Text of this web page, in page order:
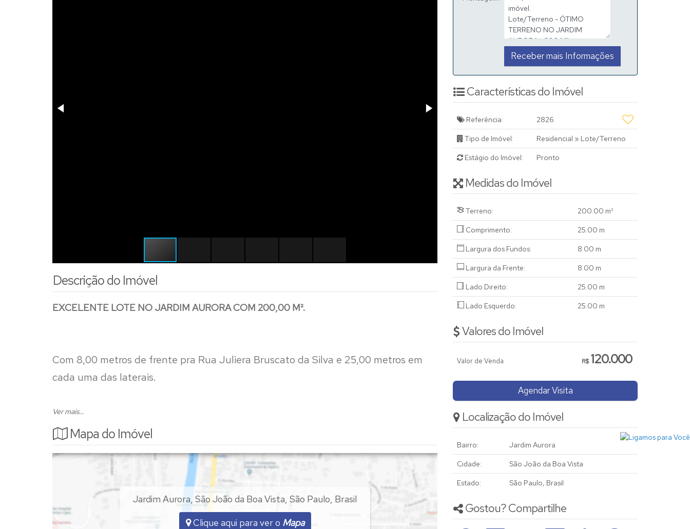
Descrição do Imóvel
EXCELENTE LOTE NO JARDIM AURORA COM 200,00 M².
Com 8,00 metros de frente pra Rua Juliera Bruscato da Silva e 25,00 metros em
cada uma das laterais.
Com a possibilidade de comprar o lote ao lado.
2 lotes juntos formando 400,00 m².
Cada lote R$ 125.000,00 (cento e vinte e cinco mil reais)
Somente proposta a vista, não aceita financiamento bancário.
Ver mais...
Mapa do Imóvel
Jardim Aurora São João da Boa Vista São Paulo Brasil
Clique aqui para ver o Mapa
Características do Imóvel
Referência: 2826
Tipo de Imóvel: Residencial » Lote/Terreno
Estágio do Imóvel: Pronto
Medidas do Imóvel
Terreno: 200.00 m²
Comprimento: 25.00 m
Largura dos Fundos: 8.00 m
Largura da Frente: 8.00 m
Lado Direito: 25.00 m
Lado Esquerdo: 25.00 m
Valores do Imóvel
R$120.000
Valor de Venda
Agendar Visita
Localização do Imóvel
Bairro: Jardim Aurora
Cidade: São João da Boa Vista
Estado: São Paulo, Brasil
Gostou? Compartilhe